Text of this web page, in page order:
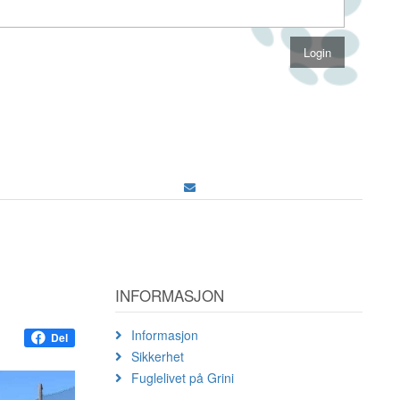
Del
INFORMASJON
Informasjon
Sikkerhet
Fuglelivet på Grini